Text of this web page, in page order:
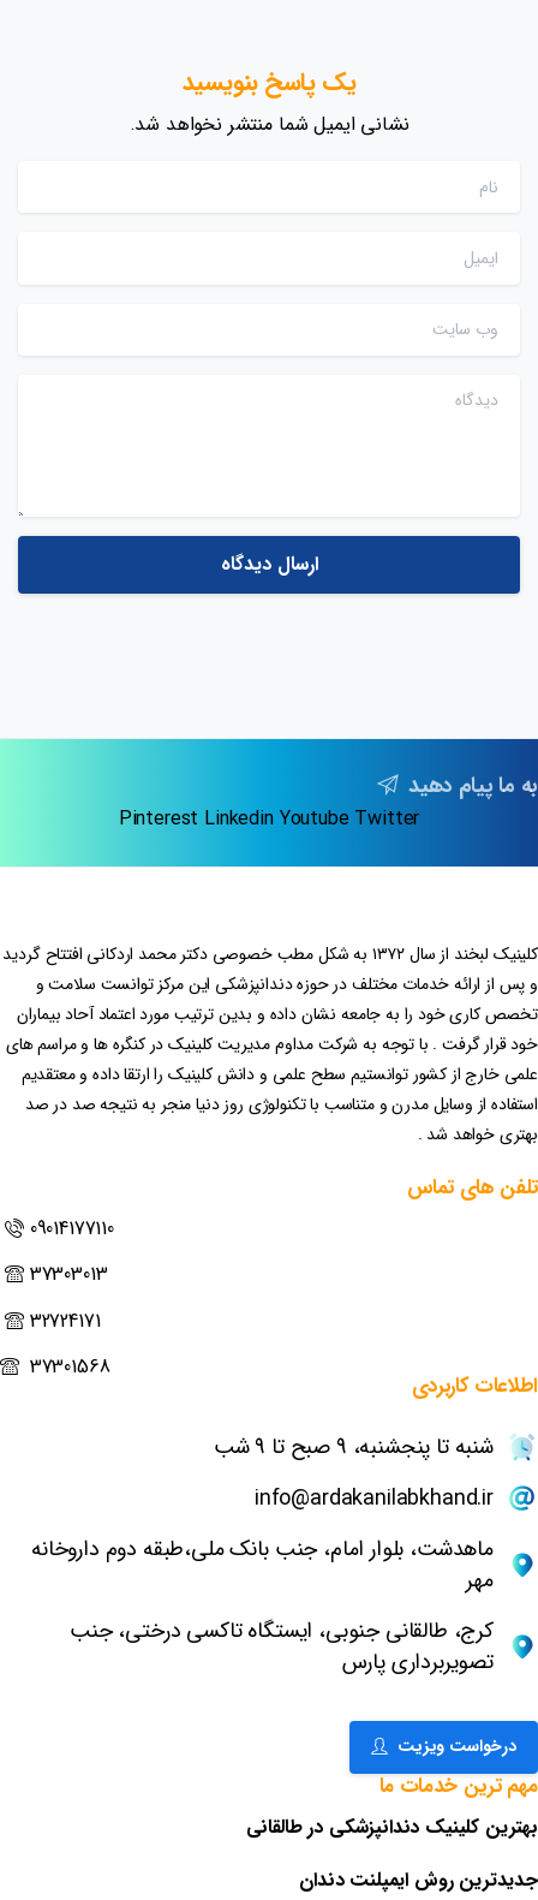
یک پاسخ بنویسید
نشانی ایمیل شما منتشر نخواهد شد.
ایمیل
وب سایت
دیدگاه
به ما پیام دهید
Twitter
Youtube
Linkedin
Pinterest
کلینیک لبخند از سال ۱۳۷۲ به شکل مطب خصوصی دکتر محمد اردکانی افتتاح گردید
و پس از ارائه خدمات مختلف در حوزه دندانپزشکی این مرکز توانست سلامت و
تخصص کاری خود را به جامعه نشان داده و بدین ترتیب مورد اعتماد آحاد بیماران
خود قرار گرفت . با توجه به شرکت مداوم مدیریت کلینیک در کنگره ها و مراسم های
علمی خارج از کشور توانستیم سطح علمی و دانش کلینیک را ارتقا داده و معتقدیم
استفاده از وسایل مدرن و متناسب با تکنولوژی روز دنیا منجر به نتیجه صد در صد
بهتری خواهد شد .
تلفن های تماس
09014177110
37303013
32724171
37301568
اطلاعات کاربردی
شنبه تا پنجشنبه، 9 صبح تا 9 شب
info@ardakanilabkhand.ir
ماهدشت، بلوار امام، جنب بانک ملی،طبقه دوم داروخانه
مهر
کرج، طالقانی جنوبی، ایستگاه تاکسی درختی، جنب
تصویربرداری پارس
درخواست ویزیت
مهم ترین خدمات ما
بهترین کلینیک دندانپزشکی در طالقانی
جدیدترین روش ایمپلنت دندان